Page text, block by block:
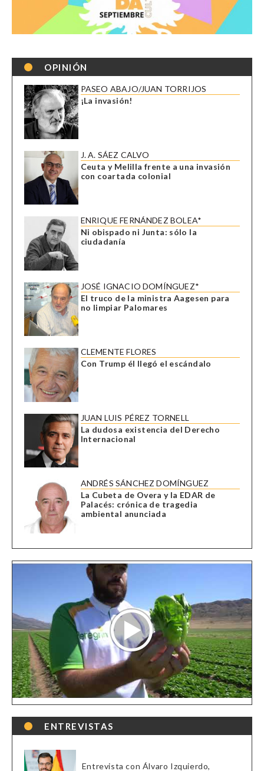
OPINIÓN
PASEO ABAJO/JUAN TORRIJOS
¡La invasión!
J. A. SÁEZ CALVO
Ceuta y Melilla frente a una invasión
con coartada colonial
ENRIQUE FERNÁNDEZ BOLEA*
Ni obispado ni Junta: sólo la
ciudadanía
JOSÉ IGNACIO DOMÍNGUEZ*
El truco de la ministra Aagesen para
no limpiar Palomares
CLEMENTE FLORES
Con Trump él llegó el escándalo
JUAN LUIS PÉREZ TORNELL
La dudosa existencia del Derecho
Internacional
ANDRÉS SÁNCHEZ DOMÍNGUEZ
La Cubeta de Overa y la EDAR de
Palacés: crónica de tragedia
ambiental anunciada
ENTREVISTAS
Entrevista con Álvaro Izquierdo,